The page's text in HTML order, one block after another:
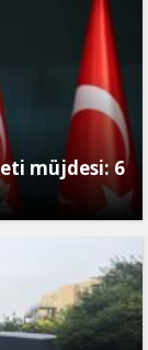
müjdesi: 6